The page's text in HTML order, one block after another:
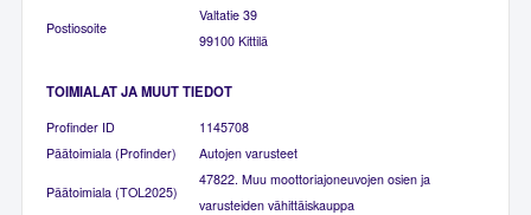
Postiosoite
Valtatie 39
99100 Kittilä
TOIMIALAT JA MUUT TIEDOT
Profinder ID
1145708
Päätoimiala (Profinder)
Autojen varusteet
Päätoimiala (TOL2025)
47822. Muu moottoriajoneuvojen osien ja
varusteiden vähittäiskauppa